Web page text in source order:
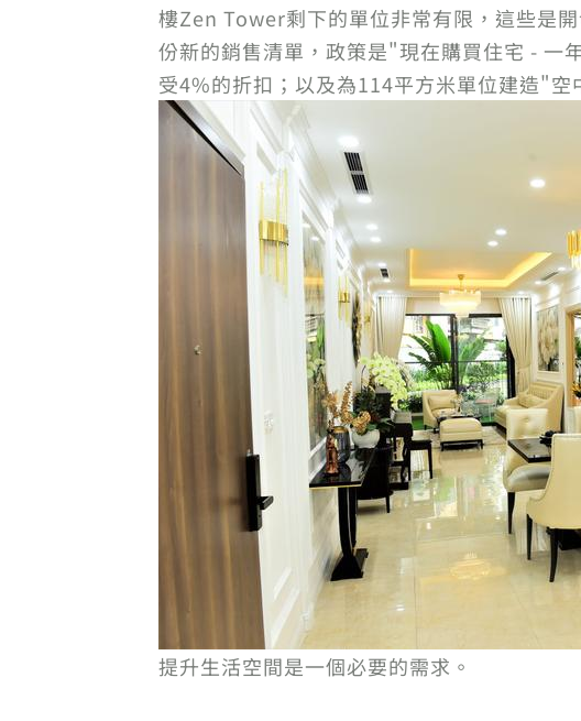
樓Zen Tower剩下的單位非常有限，這些是
份新的銷售清單，政策是"現在購買住宅 - 一
受4%的折扣；以及為114平方米單位建造"空
提升生活空間是一個必要的需求。